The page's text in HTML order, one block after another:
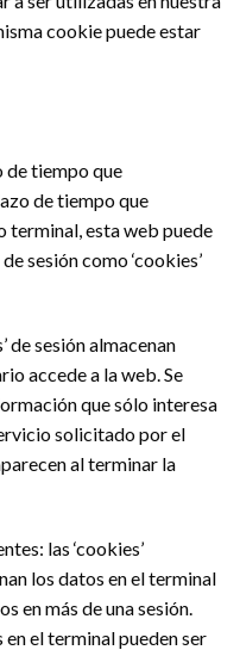
cookie puede estar
de tiempo que
de tiempo que
terminal, esta web puede
sesión como ‘cookies’
de sesión almacenan
accede a la web. Se
que sólo interesa
solicitado por el
al terminar la
las ‘cookies’
los datos en el terminal
en más de una sesión.
en el terminal pueden ser